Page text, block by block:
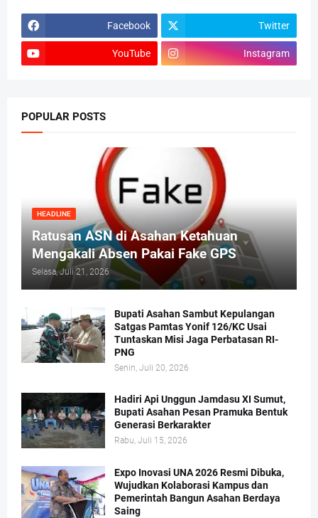
Facebook Twitter
YouTube Instagram
POPULAR POSTS
HEADLINE
Ratusan ASN di Asahan Ketahuan
Mengakali Absen Pakai Fake GPS
Selasa, Juli 21, 2026
Bupati Asahan Sambut Kepulangan
Satgas Pamtas Yonif 126/KC Usai
Tuntaskan Misi Jaga Perbatasan RI-
PNG
Senin, Juli 20, 2026
Hadiri Api Unggun Jamdasu XI Sumut,
Bupati Asahan Pesan Pramuka Bentuk
Generasi Berkarakter
Rabu, Juli 15, 2026
Expo Inovasi UNA 2026 Resmi Dibuka,
Wujudkan Kolaborasi Kampus dan
Pemerintah Bangun Asahan Berdaya
Saing